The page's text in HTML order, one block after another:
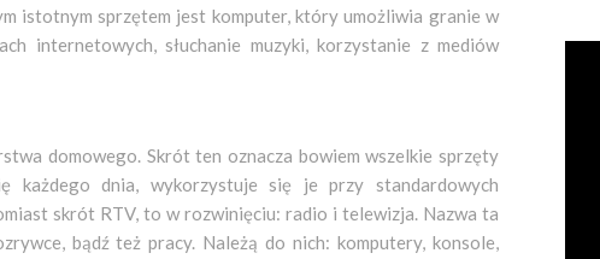
istotnym sprzętem jest komputer, który umożliwia granie w
internetowych, słuchanie muzyki, korzystanie z mediów
domowego. Skrót ten oznacza bowiem wszelkie sprzęty
każdego dnia, wykorzystuje się je przy standardowych
skrót RTV, to w rozwinięciu: radio i telewizja. Nazwa ta
bądź też pracy. Należą do nich: komputery, konsole,